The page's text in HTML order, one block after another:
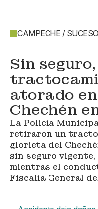
CAMPECHE /
Sin
atorado
Chechén
La Policía
retiraron un
glorieta del
sin seguro
mientras el
Fiscalía General